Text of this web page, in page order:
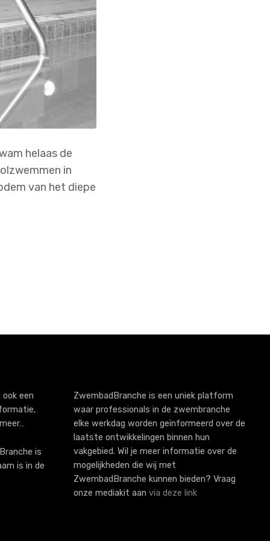
helaas de
in
van het diepe
een
is
is in de
ZwembadBranche is een uniek platform
waar professionals in de zwembranche
elke werkdag worden geïnformeerd over de
laatste ontwikkelingen binnen hun
vakgebied. Wil je meer informatie over de
mogelijkheden die wij met
ZwembadBranche kunnen bieden? Vraag
onze mediakit aan via deze link